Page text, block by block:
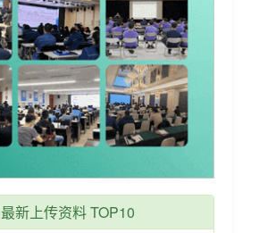
最新上传资料 TOP10